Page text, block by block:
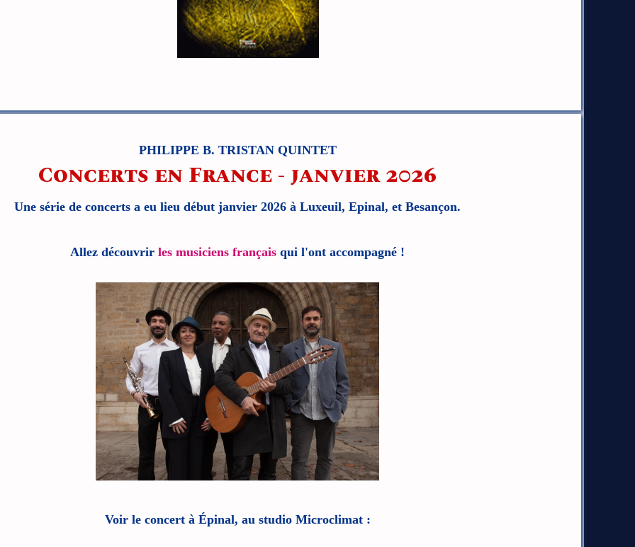
PHILIPPE B. TRISTAN QUINTET
Concerts en France - janvier 2026
Une série de concerts a eu lieu début janvier 2026 à Luxeuil, Epinal, et Besançon.
Allez découvrir les musiciens français qui l'ont accompagné !
Voir le concert à Épinal, au studio Microclimat :